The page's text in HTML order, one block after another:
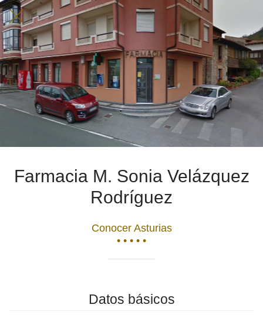
Farmacia M. Sonia Velázquez
Rodríguez
Conocer Asturias
• • • • •
Datos básicos